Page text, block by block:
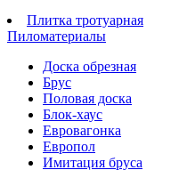
Плитка тротуарная
Пиломатериалы
Доска обрезная
Брус
Половая доска
Блок-хаус
Евровагонка
Европол
Имитация бруса